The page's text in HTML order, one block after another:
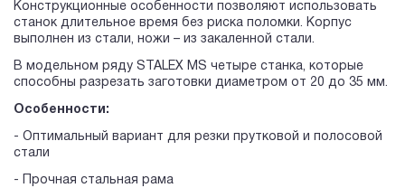
Конструкционные особенности позволяют использовать
станок длительное время без риска поломки. Корпус
выполнен из стали, ножи – из закаленной стали.
В модельном ряду STALEX MS четыре станка, которые
способны разрезать заготовки диаметром от 20 до 35 мм.
Особенности:
- Оптимальный вариант для резки прутковой и полосовой
стали
- Прочная стальная рама